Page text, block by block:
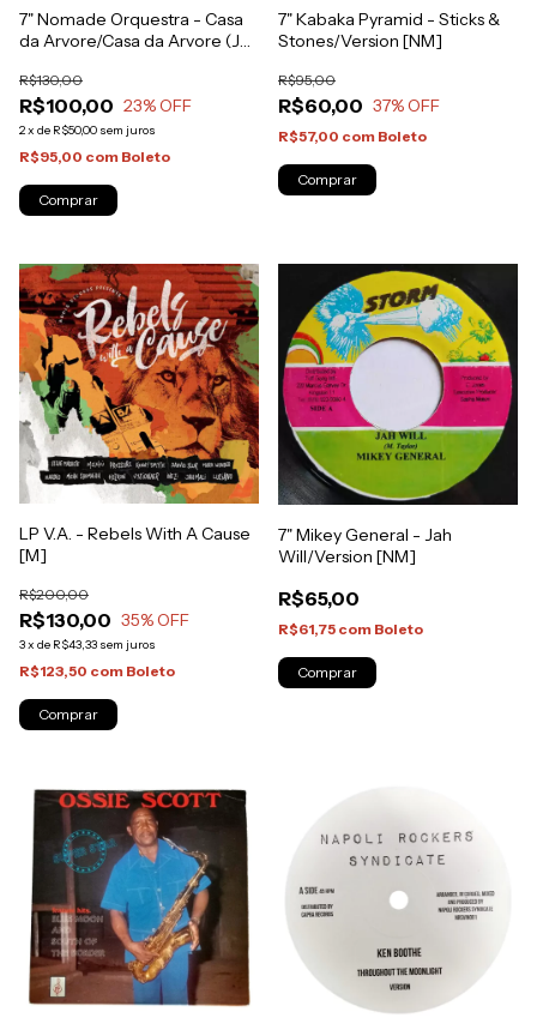
7" Nomade Orquestra - Casa
da Arvore/Casa da Arvore (Jo
R$100,00
R$130,00
23% OFF
2x de R$50,00 sem juros
R$95,00 com Boleto
7" Kabaka Pyramid - Sticks &
Stones/Version [NM]
R$60,00
R$95,00
37% OFF
R$57,00 com Boleto
LP V.A. - Rebels With A Cause
[M]
R$130,00
R$200,00
35% OFF
3x de R$43,33 sem juros
R$123,50 com Boleto
7" Mikey General - Jah
Will/Version [NM]
R$65,00
R$61,75 com Boleto